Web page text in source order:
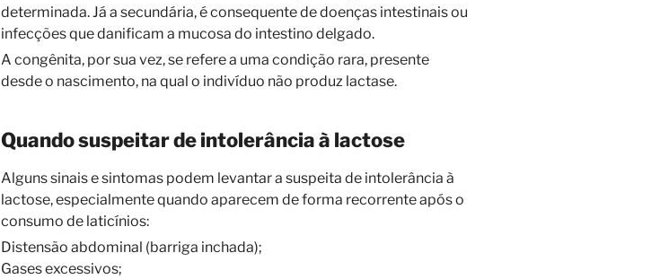
determinada. Já a secundária, é consequente de doenças intestinais ou
infecções que danificam a mucosa do intestino delgado.
A congênita, por sua vez, se refere a uma condição rara, presente
desde o nascimento, na qual o indivíduo não produz lactase.
Quando suspeitar de intolerância à lactose
Alguns sinais e sintomas podem levantar a suspeita de intolerância à
lactose, especialmente quando aparecem de forma recorrente após o
consumo de laticínios:
Distensão abdominal (barriga inchada);
Gases excessivos;